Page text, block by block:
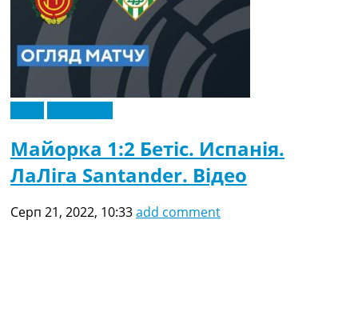
Майорка 1:2 Бетіс. Испанія.
ЛаЛіга Santander. Відео
Серп 21, 2022, 10:33add comment